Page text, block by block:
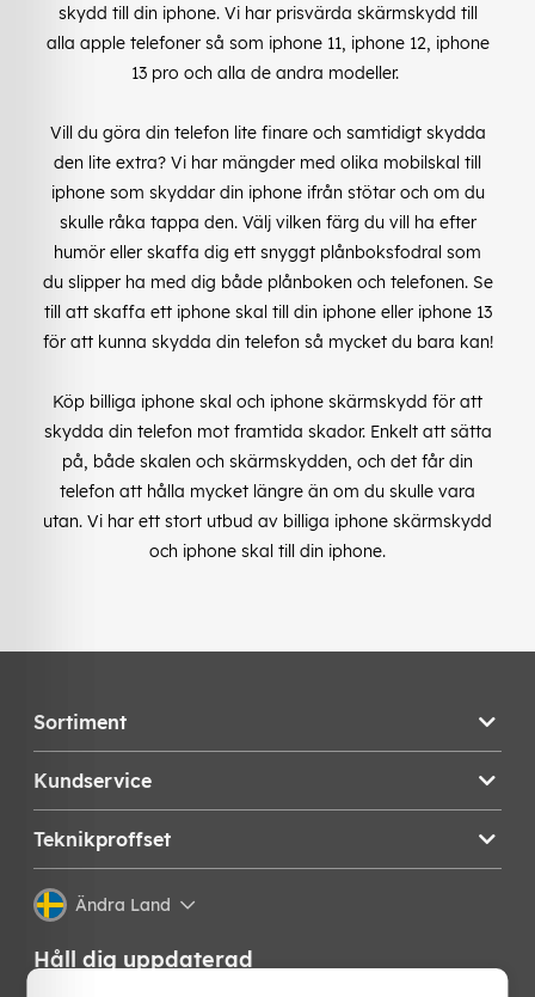
skydd till din iphone. Vi har prisvärda skärmskydd till
alla apple telefoner så som iphone 11, iphone 12, iphone
13 pro och alla de andra modeller.
Vill du göra din telefon lite finare och samtidigt skydda
den lite extra? Vi har mängder med olika mobilskal till
iphone som skyddar din iphone ifrån stötar och om du
skulle råka tappa den. Välj vilken färg du vill ha efter
humör eller skaffa dig ett snyggt plånboksfodral som
du slipper ha med dig både plånboken och telefonen. Se
till att skaffa ett iphone skal till din iphone eller iphone 13
för att kunna skydda din telefon så mycket du bara kan!
Köp billiga iphone skal och iphone skärmskydd för att
skydda din telefon mot framtida skador. Enkelt att sätta
på, både skalen och skärmskydden, och det får din
telefon att hålla mycket längre än om du skulle vara
utan. Vi har ett stort utbud av billiga iphone skärmskydd
och iphone skal till din iphone.
Sortiment
Kundservice
Teknikproffset
Ändra Land
Håll dig uppdaterad